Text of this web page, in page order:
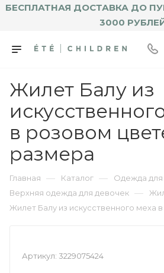
БЕСПЛАТНАЯ ДОСТАВКА ДО
3000
Жилет Балу из
в розовом
размера
Главная — Каталог — Одежда для
Верхняя одежда для девочек —
Жилет Балу из искусственного меха
Артикул: 3229075424